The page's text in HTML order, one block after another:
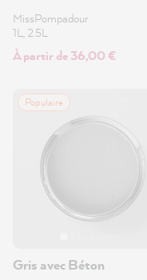
MissPompadour
1L, 2.5L
À partir de 36,00 €
Populaire
Gris avec Béton